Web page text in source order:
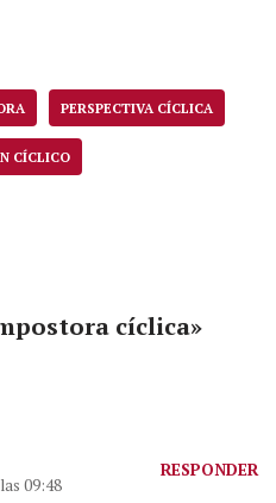
PERSPECTIVA CÍCLICA
CÍCLICO
cíclica»
09:48
RESPONDER